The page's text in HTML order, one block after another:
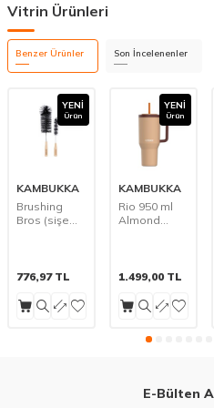
Vitrin Ürünleri
Benzer Ürünler Son İncelenenler
YENI
Ürün
KAMBUKKA
Brushing
Bros (sişe
776,97TL
YENI
Ürün
KAMBUKKA
Rio 950 ml
Almond
pipetli
Suluk)
1.499,00TL
E-Bülten